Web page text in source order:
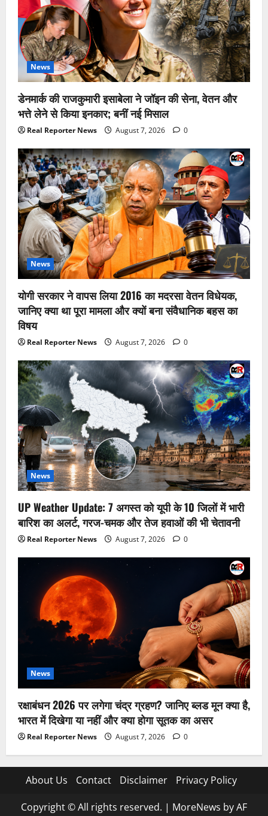
News
डेनमार्क की राजकुमारी इसाबेला ने जॉइन की सेना, वेतन और
भत्ते लेने से किया इनकार; बनीं नई मिसाल
Real Reporter News August 7, 2026 0
News
योगी सरकार ने वापस लिया 2016 का मदरसा वेतन विधेयक,
जानिए क्या था पूरा मामला और क्यों बना संवैधानिक बहस का
विषय
Real Reporter News August 7, 2026 0
News
UP Weather Update: 7 अगस्त को यूपी के 10 जिलों में भारी
बारिश का अलर्ट, गरज-चमक और तेज हवाओं की भी चेतावनी
Real Reporter News August 7, 2026 0
News
रक्षाबंधन 2026 पर लगेगा चंद्र ग्रहण? जानिए ब्लड मून क्या है,
भारत में दिखेगा या नहीं और क्या होगा सूतक का असर
Real Reporter News August 7, 2026 0
About Us Contact Disclaimer Privacy Policy
Copyright © All rights reserved. | MoreNews by AF